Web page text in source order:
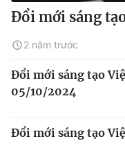
Đổi mới sáng
2 năm trước
Đổi mới sáng tạo
05/10/2024
Đổi mới sáng tạo